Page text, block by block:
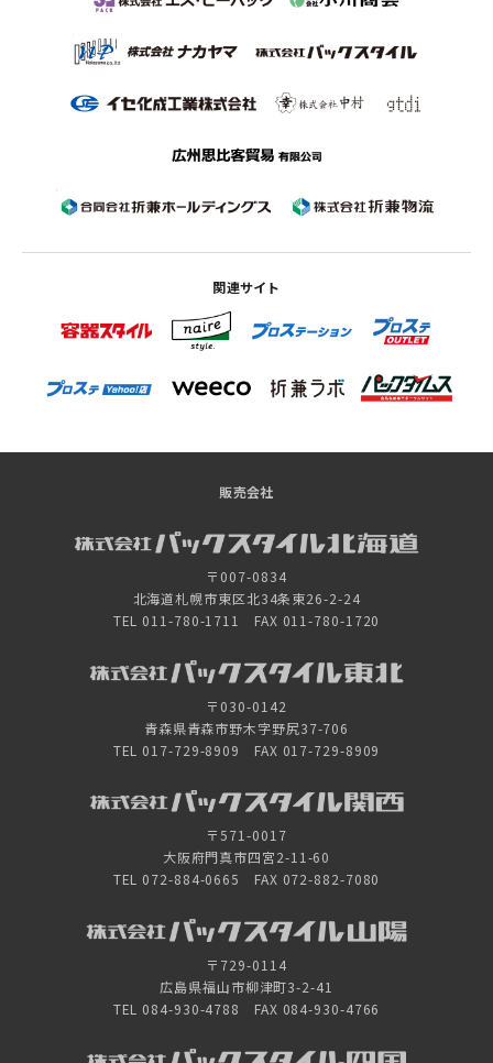
関連サイト
販売会社
〒007-0834
北海道札幌市東区北34条東26-2-24
TEL 011-780-1711 FAX 011-780-1720
〒030-0142
青森県青森市野木字野尻37-706
TEL 017-729-8909 FAX 017-729-8909
〒571-0017
大阪府門真市四宮2-11-60
TEL 072-884-0665 FAX 072-882-7080
〒729-0114
広島県福山市柳津町3-2-41
TEL 084-930-4788 FAX 084-930-4766